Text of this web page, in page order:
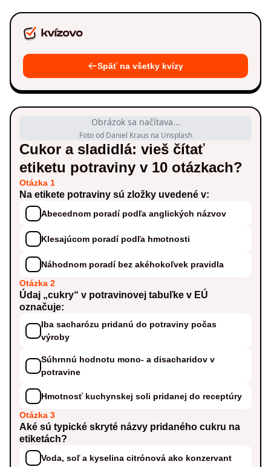
Späť na všetky kvízy
Obrázok sa načítava...
Foto od Daniel Kraus na Unsplash
Cukor a sladidlá: vieš čítať
etiketu potraviny v 10 otázkach?
Otázka 1
Na etikete potraviny sú zložky uvedené v:
Abecednom poradí podľa anglických názvov
Klesajúcom poradí podľa hmotnosti
Náhodnom poradí bez akéhokoľvek pravidla
Otázka 2
Údaj „cukry“ v potravinovej tabuľke v EÚ
označuje:
Iba sacharózu pridanú do potraviny počas
výroby
Súhrnnú hodnotu mono- a disacharidov v
potravine
Hmotnosť kuchynskej soli pridanej do receptúry
Otázka 3
Aké sú typické skryté názvy pridaného cukru na
etiketách?
Voda, soľ a kyselina citrónová ako konzervant